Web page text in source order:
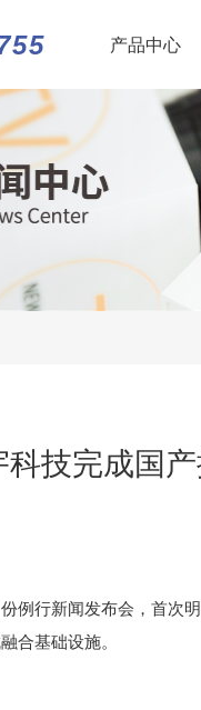
产品中心
科技完成国
例行新闻发布会，首次
合基础设施。